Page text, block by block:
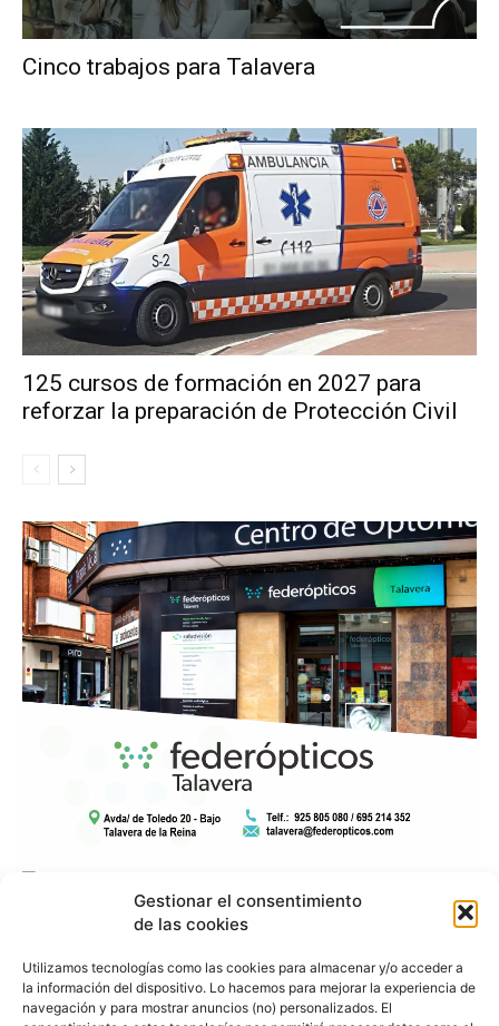
Gestionar el consentimiento
de las cookies
Utilizamos tecnologías como las cookies para almacenar y/o acceder a
la información del dispositivo. Lo hacemos para mejorar la experiencia de
navegación y para mostrar anuncios (no) personalizados. El
Cinco trabajos para Talavera
125 cursos de formación en 2027 para
reforzar la preparación de Protección Civil